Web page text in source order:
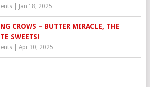
| Jan 18, 2025
CROWS – BUTTER MIRACLE, THE
SWEETS!
| Apr 30, 2025